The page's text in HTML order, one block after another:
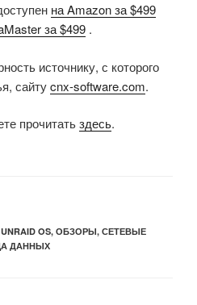
на Amazon за $499
за $499 .
источнику, с которого
сайтуcnx-software.com.
прочитатьздесь.
UNRAID OS, ОБЗОРЫ, СЕТЕВЫЕ
ДАННЫХ